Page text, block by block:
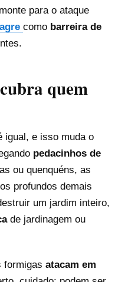
para o ataque
como barreira de
quem
igual, e isso muda o
pedacinhos de
ou quenquéns, as
profundos demais
um jardim inteiro,
de jardinagem ou
formigas atacam em